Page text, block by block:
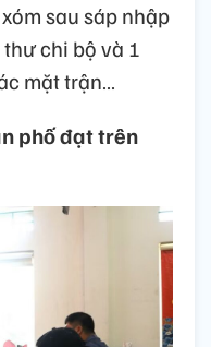
sau sáp nhập
chi bộ và 1
mặt trận…
phố đạt trên